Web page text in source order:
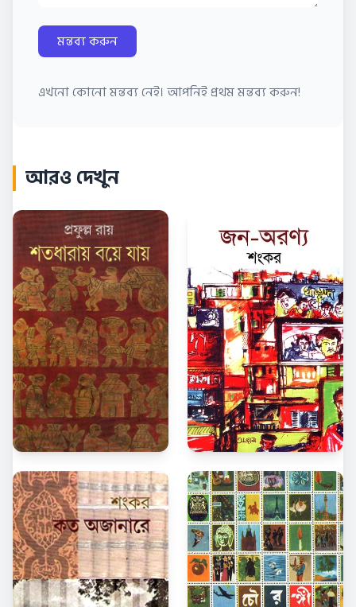
মন্তব্য করুন
এখনো কোনো মন্তব্য নেই। আপনিই প্রথম মন্তব্য করুন!
আরও দেখুন